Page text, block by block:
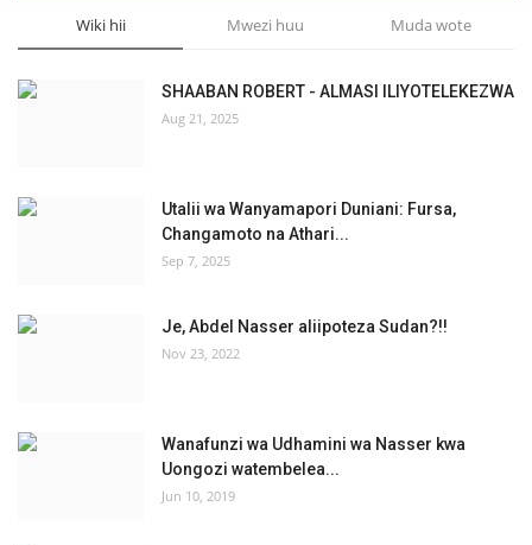
Wiki hii Mwezi huu Muda wote
SHAABAN ROBERT - ALMASI ILIYOTELEKEZWA
Aug 21, 2025
Utalii wa Wanyamapori Duniani: Fursa,
Changamoto na Athari...
Sep 7, 2025
Je, Abdel Nasser aliipoteza Sudan?!!
Nov 23, 2022
Wanafunzi wa Udhamini wa Nasser kwa
Uongozi watembelea...
Jun 10, 2019